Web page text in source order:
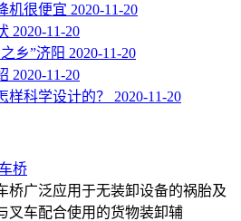
机很便宜 2020-11-20
2020-11-20
乡”济阳 2020-11-20
2020-11-20
样科学设计的？ 2020-11-20
桥
桥广泛应用于无装卸设备的祸胎及
叉车配合使用的货物装卸辅